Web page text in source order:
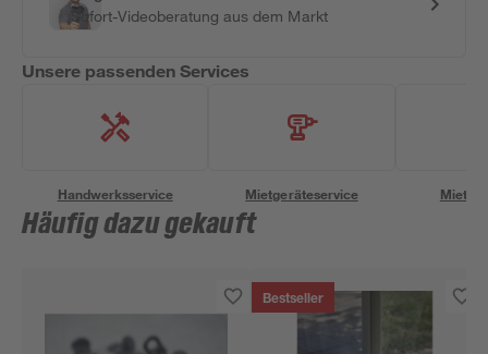
Sofort-Videoberatung aus dem Markt
Unsere passenden Services
Handwerksservice Mietgeräteservice
Häufig dazu gekauft
Bestseller